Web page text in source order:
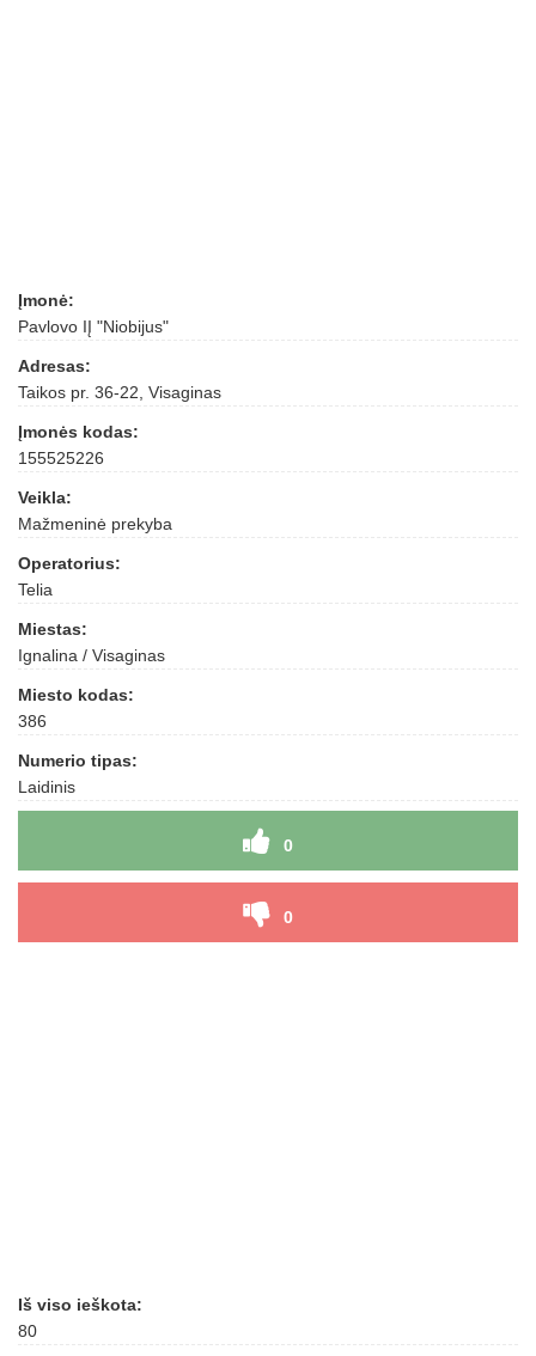
Įmonė:
Pavlovo IĮ "Niobijus"
Adresas:
Taikos pr. 36-22, Visaginas
Įmonės kodas:
155525226
Veikla:
Mažmeninė prekyba
Operatorius:
Telia
Miestas:
Ignalina / Visaginas
Miesto kodas:
386
Numerio tipas:
Laidinis
0
0
Iš viso ieškota:
80